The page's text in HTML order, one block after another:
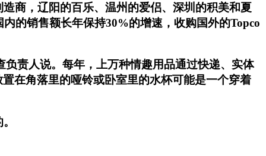
商，辽阳的百乐、温州的爱侣、深圳的积美和夏
的销售额长年保持30%的增速，收购国外的Topco
责人说。每年，上万种情趣用品通过快递、实体
在角落里的哑铃或卧室里的水杯可能是一个穿着